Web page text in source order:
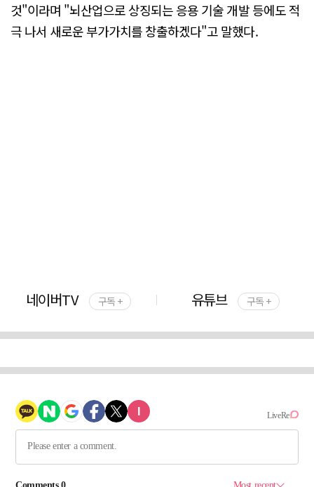
것"이라며 "뇌산업으로 상징되는 응용 기술 개발 등에도 적
극 나서 새로운 부가가치를 창출하겠다"고 말했다.
네이버TV 구독 + 유튜브 구독 +